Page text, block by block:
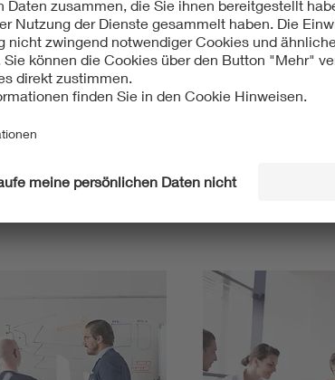
fassen wir die wichtigsten Entwicklungen in
berichten wir über aktuelle
informieren wir Sie bereits frühzeitig über